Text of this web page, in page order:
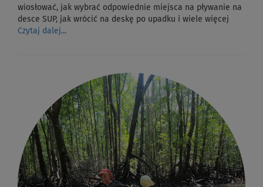
wiosłować, jak wybrać odpowiednie miejsca na pływanie na
desce SUP, jak wrócić na deskę po upadku i wiele więcej
Czytaj dalej...